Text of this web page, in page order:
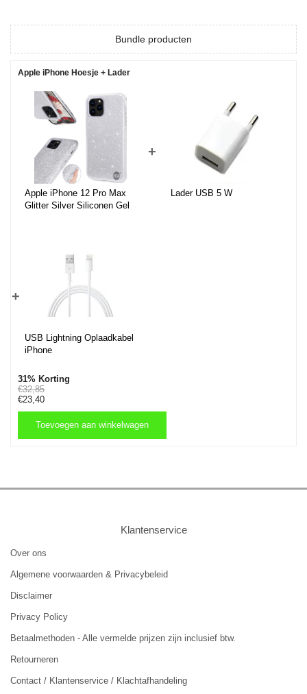
Bundle producten
Apple iPhone Hoesje + Lader
Apple iPhone 12 Pro Max
Glitter Silver Siliconen Gel
+
Lader USB 5 W
+
USB Lightning Oplaadkabel
iPhone
31% Korting
€32,85
€23,40
Toevoegen aan winkelwagen
Klantenservice
Over ons
Algemene voorwaarden & Privacybeleid
Disclaimer
Privacy Policy
Betaalmethoden - Alle vermelde prijzen zijn inclusief btw.
Retourneren
Contact / Klantenservice / Klachtafhandeling